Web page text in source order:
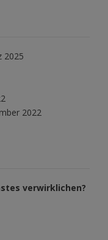
2025
2022
verwirklichen?